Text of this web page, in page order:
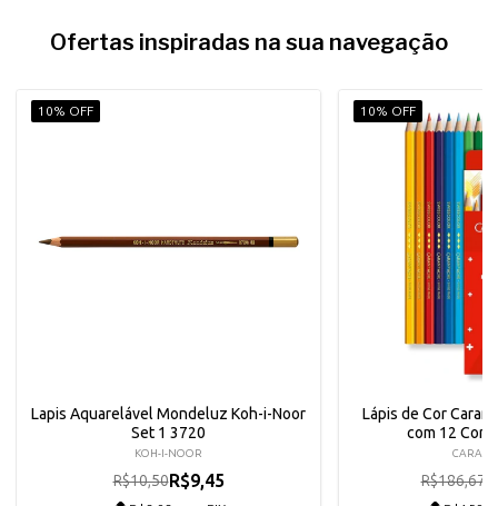
Ofertas inspiradas na sua navegação
10% OFF
Lapis Aquarelável Mondeluz Koh-i-Noor
Set 1 3720
KOH-I-NOOR
R$10,50R$9,45
10% OFF
Lápis de Cor
com 12
R$186,67